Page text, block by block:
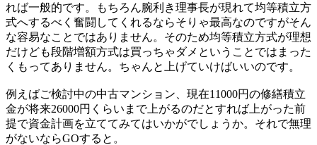
れば一般的です。もちろん腕利き理事長が現れて均等積立方
式へするべく奮闘してくれるならそりゃ最高なのですがそん
な容易なことではありません。そのため均等積立方式が理想
だけども段階増額方式は買っちゃダメということではまった
くもってありません。ちゃんと上げていけばいいのです。
例えばご検討中の中古マンション、現在11000円の修繕積立
金が将来26000円くらいまで上がるのだとすれば上がった前
提で資金計画を立ててみてはいかがでしょうか。それで無理
がないならGOすると。